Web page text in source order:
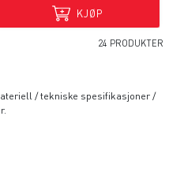
KJØP
24 PRODUKTER
/ tekniske spesifikasjoner /